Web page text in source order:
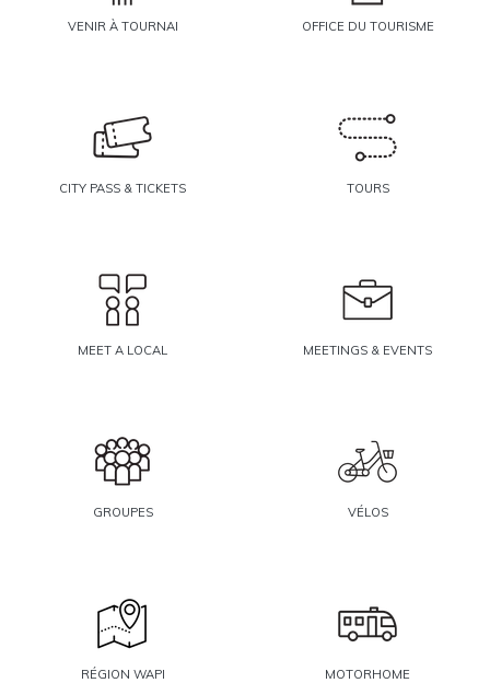
VENIR À TOURNAI OFFICE DU TOURISME
CITY PASS & TICKETS TOURS
MEET A LOCAL MEETINGS & EVENTS
GROUPES VÉLOS
RÉGION WAPI MOTORHOME